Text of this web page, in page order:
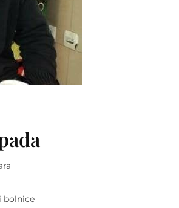
bolnice